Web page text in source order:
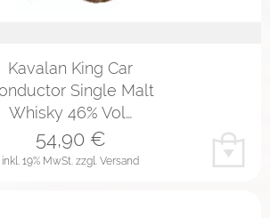
Kavalan King Car
Single Malt
Whisky 46% Vol…
inkl. 19% MwSt. zzgl. Versand
54,90€